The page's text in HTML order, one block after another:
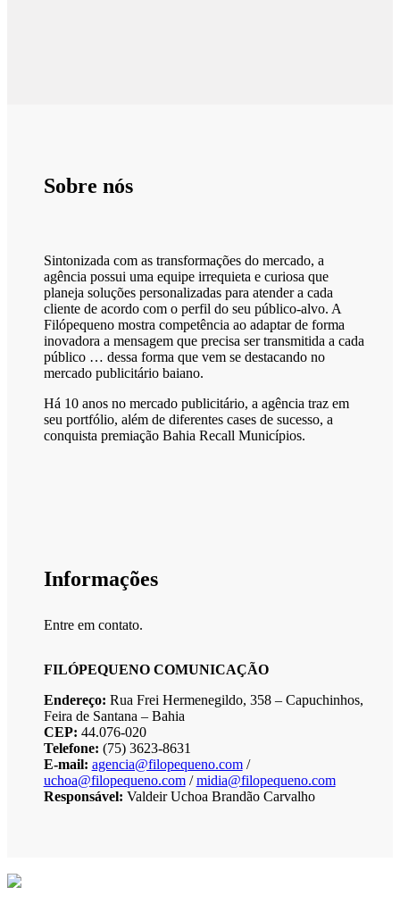
Sobre nós
Sintonizada com as transformações do mercado, a
agência possui uma equipe irrequieta e curiosa que
planeja soluções personalizadas para atender a cada
cliente de acordo com o perfil do seu público-alvo. A
Filópequeno mostra competência ao adaptar de forma
inovadora a mensagem que precisa ser transmitida a cada
público … dessa forma que vem se destacando no
mercado publicitário baiano.
Há 10 anos no mercado publicitário, a agência traz em
seu portfólio, além de diferentes cases de sucesso, a
conquista premiação Bahia Recall Municípios.
Informações
Entre em contato.
FILÓPEQUENO COMUNICAÇÃO
Endereço: Rua Frei Hermenegildo, 358 – Capuchinhos,
Feira de Santana – Bahia
CEP: 44.076-020
Telefone: (75) 3623-8631
E-mail: agencia@filopequeno.com/
uchoa@filopequeno.com/midia@filopequeno.com
Responsável: Valdeir Uchoa Brandão Carvalho